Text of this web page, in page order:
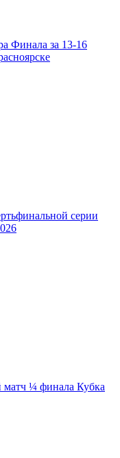
Финала за 13-16
серии
матч ¼ финала Кубка